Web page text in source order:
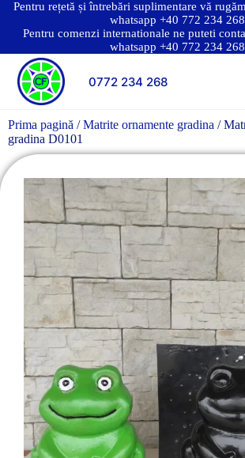
Pentru rețetă și întrebări suplimentare vă
whatsapp +40 772 234 268
Pentru comenzi internationale ne puteti
whatsapp +40 772 234 268
0772 234 268
Prima pagină /Matrite ornamente gradina /
gradina D0101